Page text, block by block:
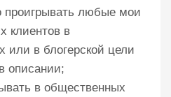
проигрывать любые мои
клиентов в
или в блогерской цели
описании;
в общественных